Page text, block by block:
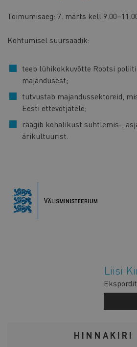
Toimumisaeg: 7. märts kell
Kohtumisel suursaadik:
teeb lühikokkuvõtte Rootsi
majandusest;
tutvustab majandussektoreid,
Eesti ettevõtjatele;
räägib kohalikust suhtlemis-,
ärikultuurist.
Liisi
HINNAKIRI